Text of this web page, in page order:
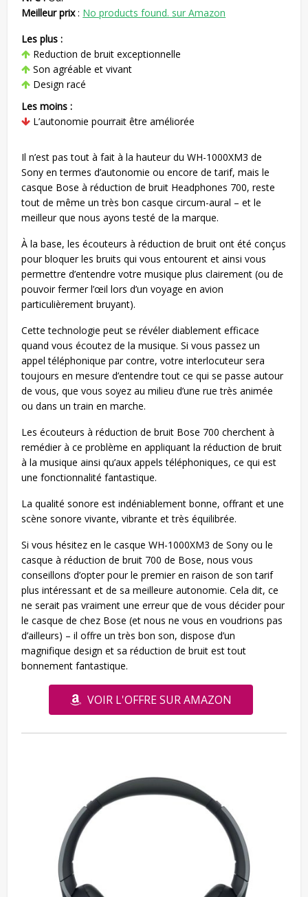
Meilleur prix: No products found. sur Amazon
Les plus :
Reduction de bruit exceptionnelle
Son agréable et vivant
Design racé
Les moins :
L’autonomie pourrait être améliorée
Il n’est pas tout à fait à la hauteur du WH-1000XM3 de
Sony en termes d’autonomie ou encore de tarif, mais le
casque Bose à réduction de bruit Headphones 700, reste
tout de même un très bon casque circum-aural – et le
meilleur que nous ayons testé de la marque.
À la base, les écouteurs à réduction de bruit ont été conçus
pour bloquer les bruits qui vous entourent et ainsi vous
permettre d’entendre votre musique plus clairement (ou de
pouvoir fermer l’œil lors d’un voyage en avion
particulièrement bruyant).
Cette technologie peut se révéler diablement efficace
quand vous écoutez de la musique. Si vous passez un
appel téléphonique par contre, votre interlocuteur sera
toujours en mesure d’entendre tout ce qui se passe autour
de vous, que vous soyez au milieu d’une rue très animée
ou dans un train en marche.
Les écouteurs à réduction de bruit Bose 700 cherchent à
remédier à ce problème en appliquant la réduction de bruit
à la musique ainsi qu’aux appels téléphoniques, ce qui est
une fonctionnalité fantastique.
La qualité sonore est indéniablement bonne, offrant et une
scène sonore vivante, vibrante et très équilibrée.
Si vous hésitez en le casque WH-1000XM3 de Sony ou le
casque à réduction de bruit 700 de Bose, nous vous
conseillons d’opter pour le premier en raison de son tarif
plus intéressant et de sa meilleure autonomie. Cela dit, ce
ne serait pas vraiment une erreur que de vous décider pour
le casque de chez Bose (et nous ne vous en voudrions pas
d’ailleurs) – il offre un très bon son, dispose d’un
magnifique design et sa réduction de bruit est tout
bonnement fantastique.
VOIR L'OFFRE SUR AMAZON